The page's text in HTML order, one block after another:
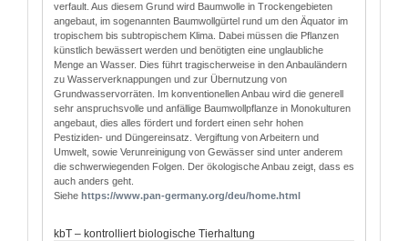
verfault. Aus diesem Grund wird Baumwolle in Trockengebieten
angebaut, im sogenannten Baumwollgürtel rund um den Äquator im
tropischem bis subtropischem Klima. Dabei müssen die Pflanzen
künstlich bewässert werden und benötigten eine unglaubliche
Menge an Wasser. Dies führt tragischerweise in den Anbauländern
zu Wasserverknappungen und zur Übernutzung von
Grundwasservorräten. Im konventionellen Anbau wird die generell
sehr anspruchsvolle und anfällige Baumwollpflanze in Monokulturen
angebaut, dies alles fördert und fordert einen sehr hohen
Pestiziden- und Düngereinsatz. Vergiftung von Arbeitern und
Umwelt, sowie Verunreinigung von Gewässer sind unter anderem
die schwerwiegenden Folgen. Der ökologische Anbau zeigt, dass es
auch anders geht.
Siehe https://www.pan-germany.org/deu/home.html
kbT – kontrolliert biologische Tierhaltung